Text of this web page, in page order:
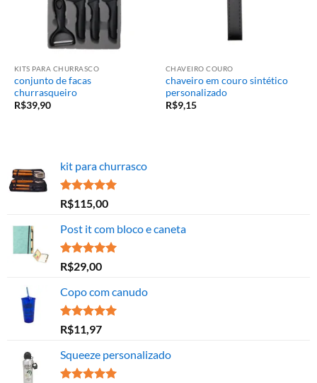
KITS PARA CHURRASCO
conjunto de facas
churrasqueiro
R$39,90
CHAVEIRO COURO
chaveiro em couro sintético
personalizado
R$9,15
kit para churrasco
Avaliação
5.00
de 5
R$115,00
Post it com bloco e caneta
Avaliação
5.00
de 5
R$29,00
Copo com canudo
Avaliação
5.00
de 5
R$11,97
Squeeze personalizado